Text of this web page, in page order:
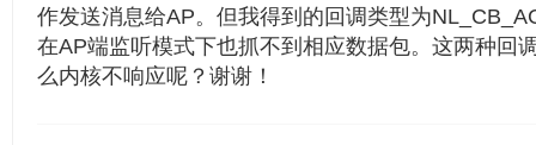
作发送消息给AP。但我得到的回调类型为
在AP端监听模式下也抓不到相应数据包。这两种回
么内核不响应呢？谢谢！